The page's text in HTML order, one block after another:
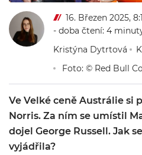
16. Březen 2025,
- doba čtení: 4
Kristýna Dytrtová
Foto: © Red Bull
Ve Velké ceně Austrálie si
Norris. Za ním se umístil
dojel George Russell. Jak
vyjádřila?